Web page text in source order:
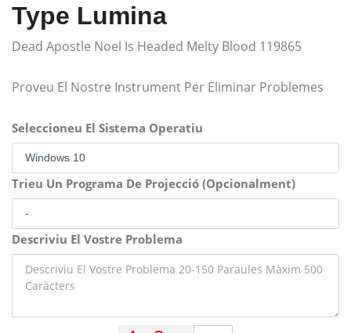
Type Lumina
Dead Apostle Noel Is Headed Melty Blood 119865
Proveu El Nostre Instrument Per Eliminar Problemes
Seleccioneu El Sistema Operatiu
Trieu Un Programa De Projecció (Opcionalment)
Descriviu El Vostre Problema